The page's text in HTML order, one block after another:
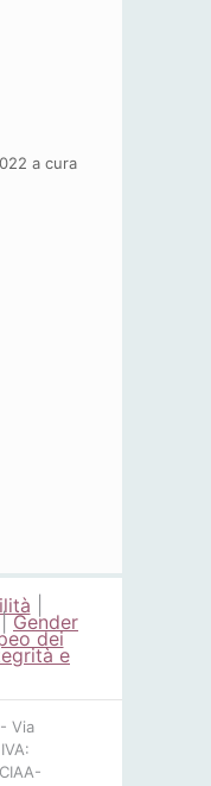
a cura
Gender
dei
e
Via